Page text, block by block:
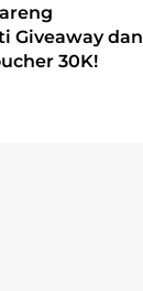
Giveaway dan
30K!